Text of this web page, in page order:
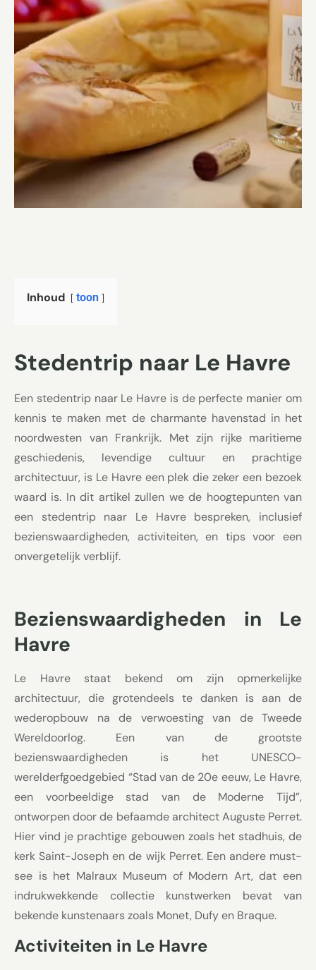
Inhoud toon
Stedentrip naar Le Havre
Een stedentrip naar Le Havre is de perfecte manier om
kennis te maken met de charmante havenstad in het
noordwesten van Frankrijk. Met zijn rijke maritieme
geschiedenis, levendige cultuur en prachtige
architectuur, is Le Havre een plek die zeker een bezoek
waard is. In dit artikel zullen we de hoogtepunten van
een stedentrip naar Le Havre bespreken, inclusief
bezienswaardigheden, activiteiten, en tips voor een
onvergetelijk verblijf.
Bezienswaardigheden in Le
Havre
Le Havre staat bekend om zijn opmerkelijke
architectuur, die grotendeels te danken is aan de
wederopbouw na de verwoesting van de Tweede
Wereldoorlog. Een van de grootste
bezienswaardigheden is het UNESCO-
werelderfgoedgebied “Stad van de 20e eeuw, Le Havre,
een voorbeeldige stad van de Moderne Tijd”,
ontworpen door de befaamde architect Auguste Perret.
Hier vind je prachtige gebouwen zoals het stadhuis, de
kerk Saint-Joseph en de wijk Perret. Een andere must-
see is het Malraux Museum of Modern Art, dat een
indrukwekkende collectie kunstwerken bevat van
bekende kunstenaars zoals Monet, Dufy en Braque.
Activiteiten in Le Havre